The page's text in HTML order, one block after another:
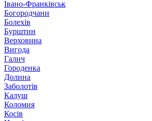
Івано-Франківськ
Богородчани
Болехів
Бурштин
Верховина
Вигода
Галич
Городенка
Долина
Заболотів
Калуш
Коломия
Косів